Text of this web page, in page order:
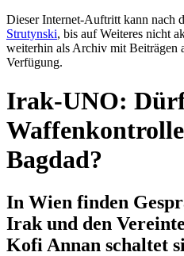
Dieser Internet-Auftritt kann nach
Strutynski, bis auf Weiteres nicht
weiterhin als Archiv mit Beiträgen
Verfügung.
Irak-UNO:
Bagdad?
In Wien finden
Irak und den
Kofi Annan schaltet